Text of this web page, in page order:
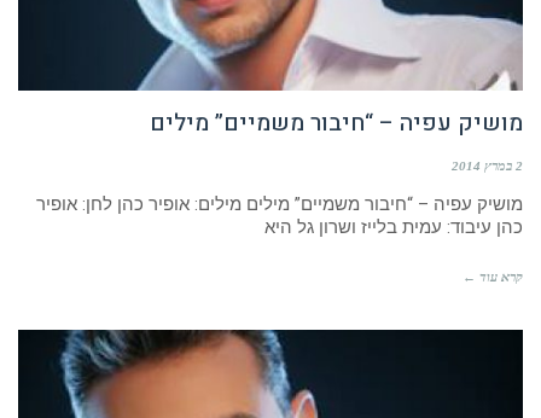
מושיק עפיה – “חיבור משמיים” מילים
2 במרץ 2014
מושיק עפיה – “חיבור משמיים” מילים מילים: אופיר כהן לחן: אופיר
כהן עיבוד: עמית בלייז ושרון גל היא
קרא עוד ←